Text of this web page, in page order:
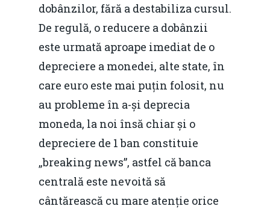
dobânzilor, fără a destabiliza cursul.
De regulă, o reducere a dobânzii
este urmată aproape imediat de o
depreciere a monedei, alte state, în
care euro este mai puțin folosit, nu
au probleme în a-și deprecia
moneda, la noi însă chiar și o
depreciere de 1 ban constituie
„breaking news”, astfel că banca
centrală este nevoită să
cântărească cu mare atenție orice